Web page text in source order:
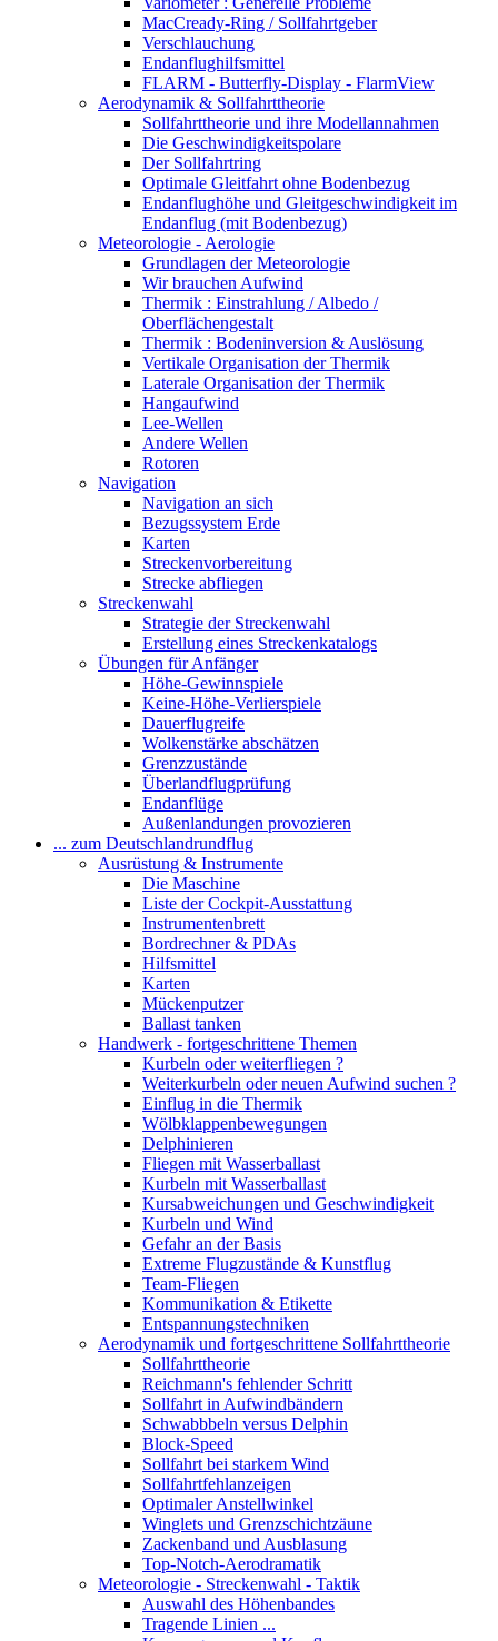
MacCready-Ring / Sollfahrtgeber
Verschlauchung
Endanflughilfsmittel
FLARM - Butterfly-Display - FlarmView
Aerodynamik & Sollfahrttheorie
Sollfahrttheorie und ihre Modellannahmen
Die Geschwindigkeitspolare
Der Sollfahrtring
Optimale Gleitfahrt ohne Bodenbezug
Endanflughöhe und Gleitgeschwindigkeit im
Endanflug (mit Bodenbezug)
Meteorologie - Aerologie
Grundlagen der Meteorologie
Wir brauchen Aufwind
Thermik : Einstrahlung / Albedo /
Oberflächengestalt
Thermik : Bodeninversion & Auslösung
Vertikale Organisation der Thermik
Laterale Organisation der Thermik
Hangaufwind
Lee-Wellen
Andere Wellen
Rotoren
Navigation
Navigation an sich
Bezugssystem Erde
Karten
Streckenvorbereitung
Strecke abfliegen
Streckenwahl
Strategie der Streckenwahl
Erstellung eines Streckenkatalogs
Übungen für Anfänger
Höhe-Gewinnspiele
Keine-Höhe-Verlierspiele
Dauerflugreife
Wolkenstärke abschätzen
Grenzzustände
Überlandflugprüfung
Endanflüge
Außenlandungen provozieren
... zum Deutschlandrundflug
Ausrüstung & Instrumente
Die Maschine
Liste der Cockpit-Ausstattung
Instrumentenbrett
Bordrechner & PDAs
Hilfsmittel
Karten
Mückenputzer
Ballast tanken
Handwerk - fortgeschrittene Themen
Kurbeln oder weiterfliegen ?
Weiterkurbeln oder neuen Aufwind suchen ?
Einflug in die Thermik
Wölbklappenbewegungen
Delphinieren
Fliegen mit Wasserballast
Kurbeln mit Wasserballast
Kursabweichungen und Geschwindigkeit
Kurbeln und Wind
Gefahr an der Basis
Extreme Flugzustände & Kunstflug
Team-Fliegen
Kommunikation & Etikette
Entspannungstechniken
Aerodynamik und fortgeschrittene Sollfahrttheorie
Sollfahrttheorie
Reichmann's fehlender Schritt
Sollfahrt in Aufwindbändern
Schwabbbeln versus Delphin
Block-Speed
Sollfahrt bei starkem Wind
Sollfahrtfehlanzeigen
Optimaler Anstellwinkel
Winglets und Grenzschichtzäune
Zackenband und Ausblasung
Top-Notch-Aerodramatik
Meteorologie - Streckenwahl - Taktik
Auswahl des Höhenbandes
Tragende Linien ...